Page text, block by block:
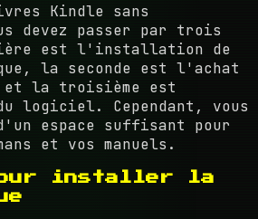
Kindle sans
devez passer par trois
est l'installation de
la seconde est l'achat
la troisième est
logiciel. Cependant, vous
espace suffisant pour
et vos manuels.
installer la